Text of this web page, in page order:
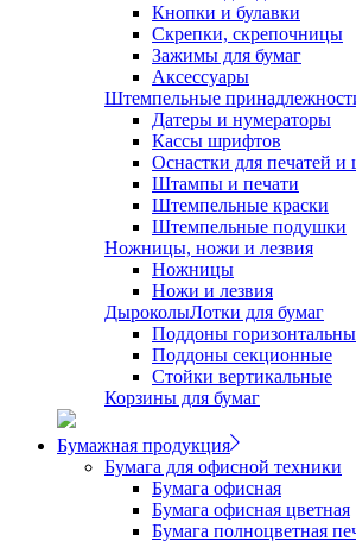
Кнопки и булавки
Скрепки, скрепочницы
Зажимы для бумаг
Аксессуары
Штемпельные
Датеры и нумераторы
Кассы шрифтов
Оснастки для печатей и
Штампы и печати
Штемпельные краски
Штемпельные подушки
Ножницы, ножи и лезвия
Ножницы
Ножи и лезвия
ДыроколыЛотки для бумаг
Поддоны
Поддоны секционные
Стойки вертикальные
Корзины для бумаг
Бумажная продукция
Бумага для офисной техники
Бумага офисная
Бумага офисная цветная
Бумага полноцветная